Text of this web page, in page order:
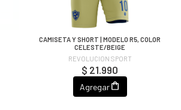
CAMISETA Y SHORT | MODELO R5, COLOR
CELESTE/BEIGE
REVOLUCION SPORT
$ 21.990
Agregar